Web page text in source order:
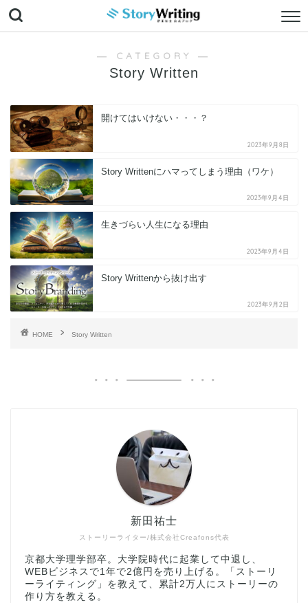
― CATEGORY ―
Story Written
開けてはいけない・・・？
2023年9月8日
Story Writtenにハマってしまう理由（ワケ）
2023年9月4日
生きづらい人生になる理由
2023年9月4日
Story Writtenから抜け出す
2023年9月2日
HOME Story Written
ストーリーライター/株式会社Creafons代表
新田祐士
京都大学理学部卒。大学院時代に起業して中退し、
WEBビジネスで1年で2億円を売り上げる。「ストーリ
ーライティング」を教えて、累計2万人にストーリーの
作り方を教える。